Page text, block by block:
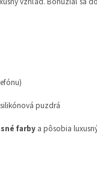
puzdrá
farby a pôsobia